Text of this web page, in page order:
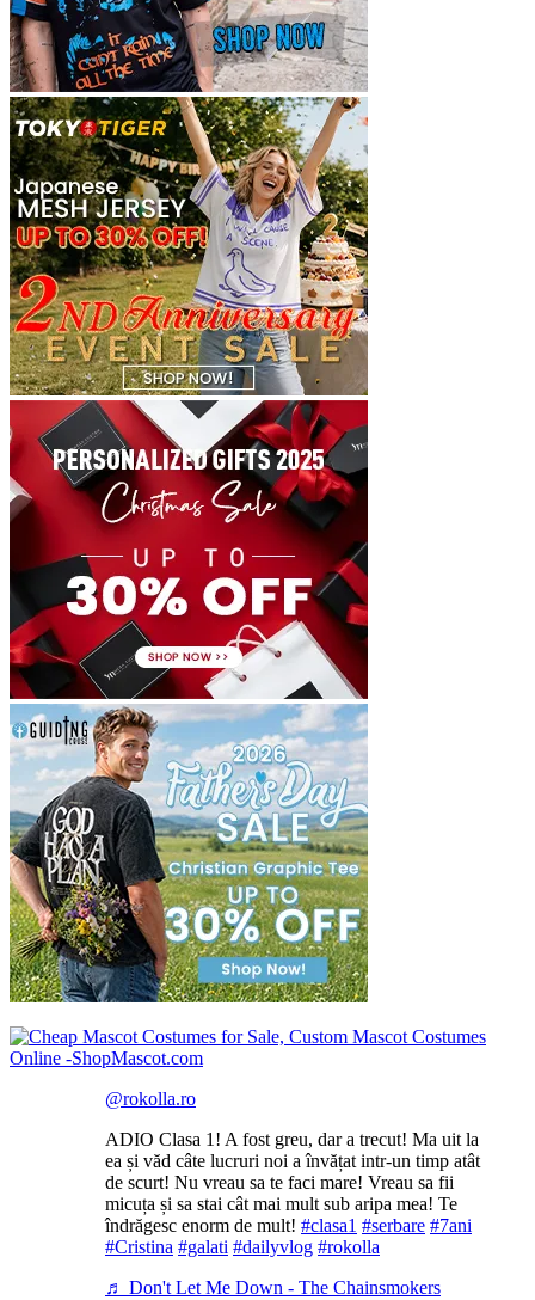
@rokolla.ro
ADIO Clasa 1! A fost greu, dar a trecut! Ma uit la
ea și văd câte lucruri noi a învățat intr-un timp atât
de scurt! Nu vreau sa te faci mare! Vreau sa fii
micuța și sa stai cât mai mult sub aripa mea! Te
îndrăgesc enorm de mult! #clasa1 #serbare #7ani
#Cristina #galati #dailyvlog #rokolla
♬ Don't Let Me Down - The Chainsmokers